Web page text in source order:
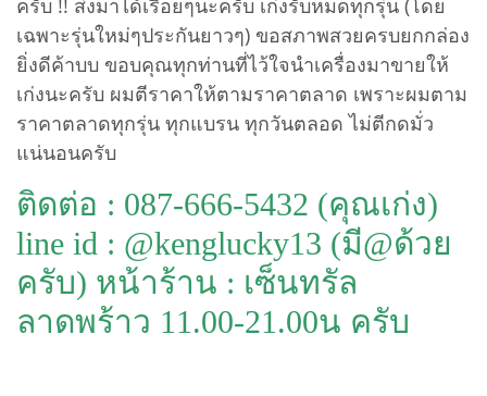
เฉพาะรุ่นใหม่ๆประกันยาวๆ) ขอสภาพสวยครบยกกล่อง
ยิ่งดีค้าบบ ขอบคุณทุกท่านที่ไว้ใจนำเครื่องมาขายให้
เก่งนะครับ ผมตีราคาให้ตามราคาตลาด เพราะผมตาม
ราคาตลาดทุกรุ่น ทุกแบรน ทุกวันตลอด ไม่ตีกดมั่ว
แน่นอนครับ
ติดต่อ : 087-666-5432 (คุณเก่ง)
line id : @kenglucky13 (มี@ด้วย
ครับ) หน้าร้าน : เซ็นทรัล
ลาดพร้าว 11.00-21.00น ครับ